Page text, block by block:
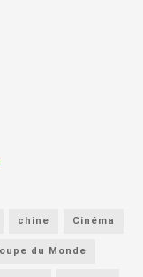
chine Cinéma
du Monde